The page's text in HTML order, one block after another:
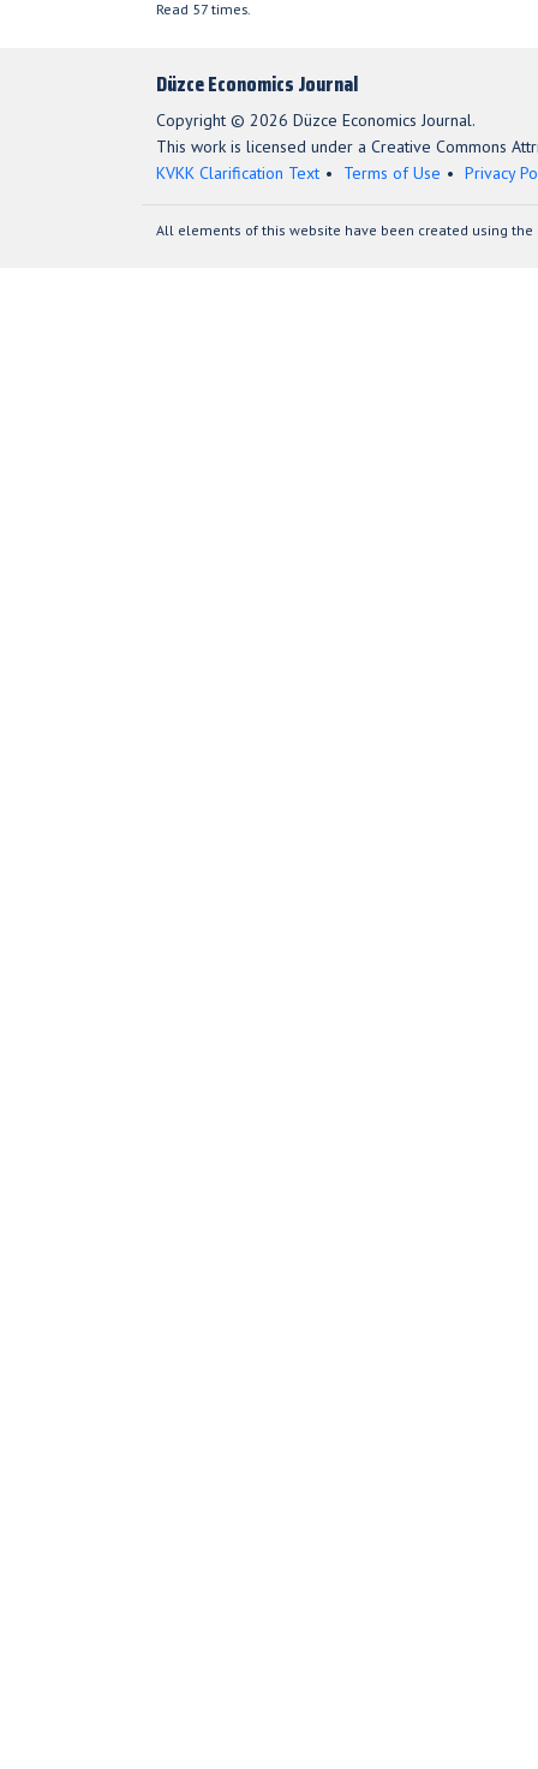
Read 57 times.
Düzce Economics Journal
Copyright © 2026 Düzce Economics Journal.
This work is licensed under a Creative Commons
KVKK Clarification Text
Terms of Use Privacy
All elements of this website have been created using the